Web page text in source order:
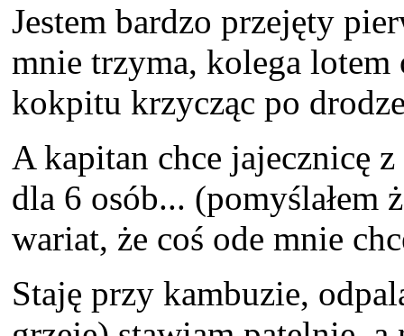
Jestem bardzo przejęty
mnie trzyma, kolega lotem
kokpitu krzycząc po
A kapitan chce jajecznicę
dla 6 osób... (pomyślałem
wariat, że coś ode mnie
Staję przy kambuzie,